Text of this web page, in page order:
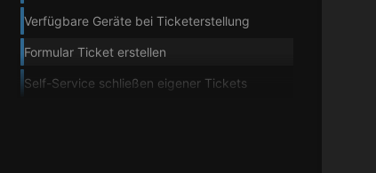
Verfügbare Geräte bei Ticketerstellung
Formular Ticket erstellen
Self-Service schließen eigener Tickets